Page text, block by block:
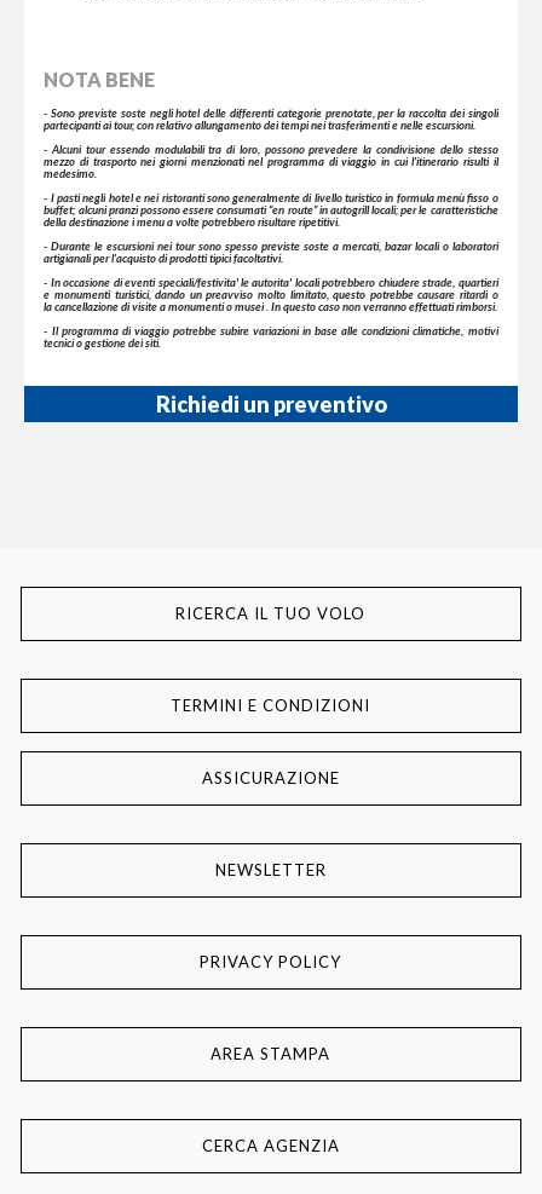
Richiedi un preventivo
NOTA BENE
- Sono previste soste negli hotel delle differenti categorie prenotate, per la raccolta dei singoli
partecipanti ai tour, con relativo allungamento dei tempi nei trasferimenti e nelle escursioni.
- Alcuni tour essendo modulabili tra di loro, possono prevedere la condivisione dello stesso
mezzo di trasporto nei giorni menzionati nel programma di viaggio in cui l’itinerario risulti il
medesimo.
- I pasti negli hotel e nei ristoranti sono generalmente di livello turistico in formula menù fisso o
buffet; alcuni pranzi possono essere consumati “en route” in autogrill locali; per le caratteristiche
della destinazione i menu a volte potrebbero risultare ripetitivi.
- Durante le escursioni nei tour sono spesso previste soste a mercati, bazar locali o laboratori
artigianali per l’acquisto di prodotti tipici facoltativi.
- In occasione di eventi speciali/festivita' le autorita' locali potrebbero chiudere strade, quartieri
e monumenti turistici, dando un preavviso molto limitato, questo potrebbe causare ritardi o
la cancellazione di visite a monumenti o musei . In questo caso non verranno effettuati rimborsi.
- Il programma di viaggio potrebbe subire variazioni in base alle condizioni climatiche, motivi
tecnici o gestione dei siti.
RICERCA IL TUO VOLO
TERMINI E CONDIZIONI
ASSICURAZIONE
NEWSLETTER
PRIVACY POLICY
AREA STAMPA
CERCA AGENZIA